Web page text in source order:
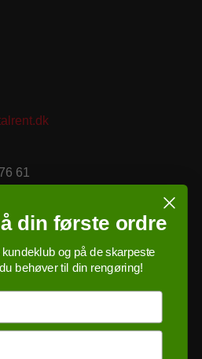
61
din første ordre
og på de skarpeste
behøver til din rengøring!